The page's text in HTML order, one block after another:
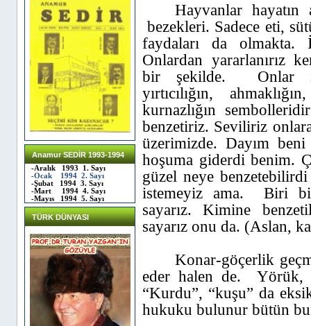
Anamur SEDİR 1993-1994
-Aralık 1993 1. Sayı
-Ocak 1994 2. Sayı
-Şubat 1994 3. Sayı
-Mart 1994 4. Sayı
-Mayıs 1994 5. Sayı
TÜRK DÜNYASI
Hayvanlar hayatın
bezekleri. Sadece eti,
faydaları da olmakta.
Onlardan yararlanırız
bir şekilde.
Onlar
yırtıcılığın,
kurnazlığın
benzetiriz. Seviliriz
üzerimizde. Dayım
hoşuma giderdi benim.
güzel neye
istemeyiz ama.
Biri
sayarız. Kimine
sayarız onu da. (Aslan,
Konar-göçerlik
eder halen de.
Yörük,
“Kurdu”, “kuşu” da
hukuku bulunur bütün